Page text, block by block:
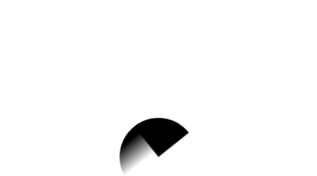
[중랑] 2023 우리가치 인문동
행 : 한국과 세계의 인문 "대